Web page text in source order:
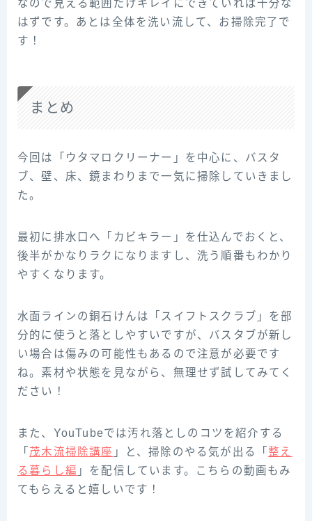
なので見える範囲だけキレイにできていれば十分な
はずです。あとは全体を洗い流して、お掃除完了で
す！
まとめ
今回は「ウタマロクリーナー」を中心に、バスタ
ブ、壁、床、鏡まわりまで一気に掃除していきまし
た。
最初に排水口へ「カビキラー」を仕込んでおくと、
後半がかなりラクになりますし、洗う順番もわかり
やすくなります。
水面ラインの銅石けんは「スイフトスクラブ」を部
分的に使うと落としやすいですが、バスタブが新し
い場合は傷みの可能性もあるので注意が必要です
ね。素材や状態を見ながら、無理せず試してみてく
ださい！
また、YouTubeでは汚れ落としのコツを紹介する
「 茂木流掃除講座 」と、掃除のやる気が出る「 整え
る暮らし編 」を配信しています。こちらの動画もみ
てもらえると嬉しいです！